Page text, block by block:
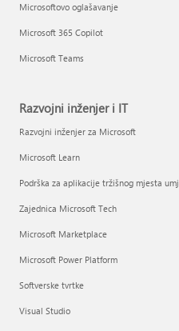
Microsoftovo oglašavanje
Microsoft 365 Copilot
Microsoft Teams
Razvojni inženjer i IT
Razvojni inženjer za Microsoft
Microsoft Learn
Podrška za aplikacije tržišnog mjesta
Zajednica Microsoft Tech
Microsoft Marketplace
Microsoft Power Platform
Softverske tvrtke
Visual Studio